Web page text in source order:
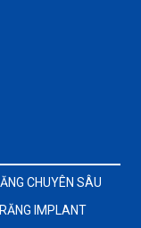
CHUYÊN SÂU
IMPLANT